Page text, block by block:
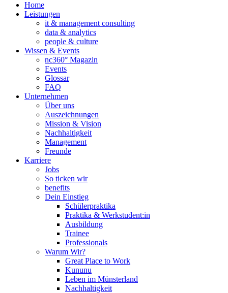
Home
Leistungen
it & management consulting
data & analytics
people & culture
Wissen & Events
nc360° Magazin
Events
Glossar
FAQ
Unternehmen
Über uns
Auszeichnungen
Mission & Vision
Nachhaltigkeit
Management
Freunde
Karriere
Jobs
So ticken wir
benefits
Dein Einstieg
Schülerpraktika
Praktika & Werkstudent:in
Ausbildung
Trainee
Professionals
Warum Wir?
Great Place to Work
Kununu
Leben im Münsterland
Nachhaltigkeit